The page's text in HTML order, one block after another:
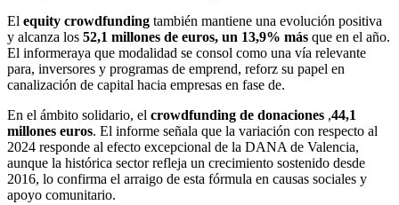
El equity crowdfunding también mantiene una evolución positiva
y alcanza los 52,1 millones de euros, un 13,9% más que en el año.
El informeraya que modalidad se consol como una vía relevante
para, inversores y programas de emprend, reforz su papel en
canalización de capital hacia empresas en fase de.
En el ámbito solidario, el crowdfunding de donaciones ,44,1
millones euros. El informe señala que la variación con respecto al
2024 responde al efecto excepcional de la DANA de Valencia,
aunque la histórica sector refleja un crecimiento sostenido desde
2016, lo confirma el arraigo de esta fórmula en causas sociales y
apoyo comunitario.